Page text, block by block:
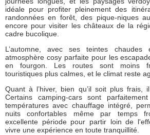
idéale pour profiter pleinement des
randonnées en forêt, des pique-niques
encore pour visiter les châteaux de la
cadre bucolique.
L’automne, avec ses teintes
atmosphère cosy parfaite pour les
en fourgon. Les routes sont moins
touristiques plus calmes, et le climat reste
Quant à l’hiver, bien qu’il soit plus frais,
Certains camping-cars sont
températures avec chauffage intégré,
nuits confortables même par temps
excellente période pour partir loin de
vivre une expérience en toute tranquillité.